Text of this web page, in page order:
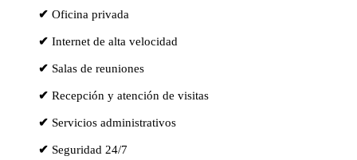
✔ Oficina privada
✔ Internet de alta velocidad
✔ Salas de reuniones
✔ Recepción y atención de visitas
✔ Servicios administrativos
✔ Seguridad 24/7